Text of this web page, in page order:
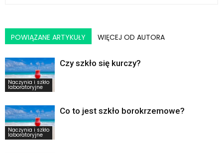
POWIĄZANE ARTYKUŁY WIĘCEJ OD AUTORA
Naczynia i szkło
laboratoryjne
Czy szkło się kurczy?
Naczynia i szkło
laboratoryjne
Co to jest szkło borokrzemowe?